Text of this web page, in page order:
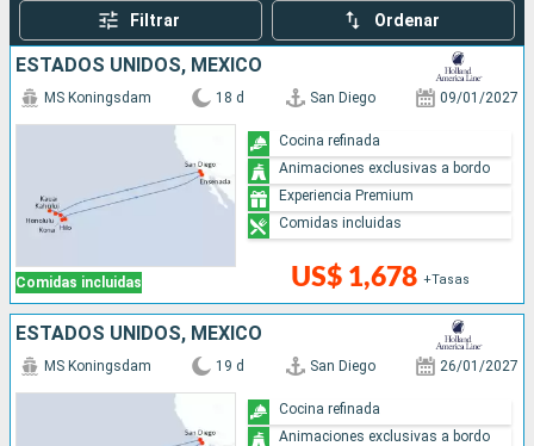
Filtrar Ordenar
ESTADOS UNIDOS, MÉXICO
Comidas incluidas
MS Koningsdam 18 d San Diego 09/01/2027
US$ 1,678 +Tasas
Cocina refinada
Animaciones exclusivas a bordo
Experiencia Premium
Comidas incluidas
ESTADOS UNIDOS, MÉXICO
MS Koningsdam 19 d San Diego 26/01/2027
Cocina refinada
Animaciones exclusivas a bordo